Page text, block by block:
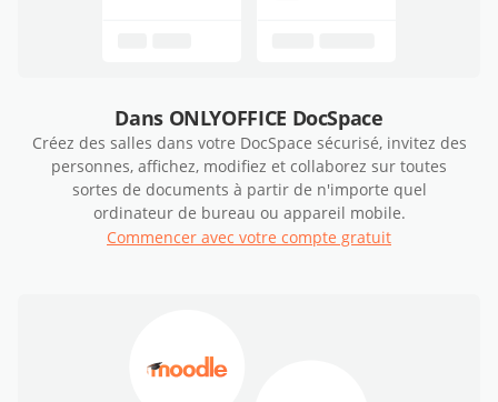
Dans ONLYOFFICE DocSpace
Créez des salles dans votre DocSpace sécurisé, invitez des
personnes, affichez, modifiez et collaborez sur toutes
sortes de documents à partir de n'importe quel
ordinateur de bureau ou appareil mobile.
Commencer avec votre compte gratuit